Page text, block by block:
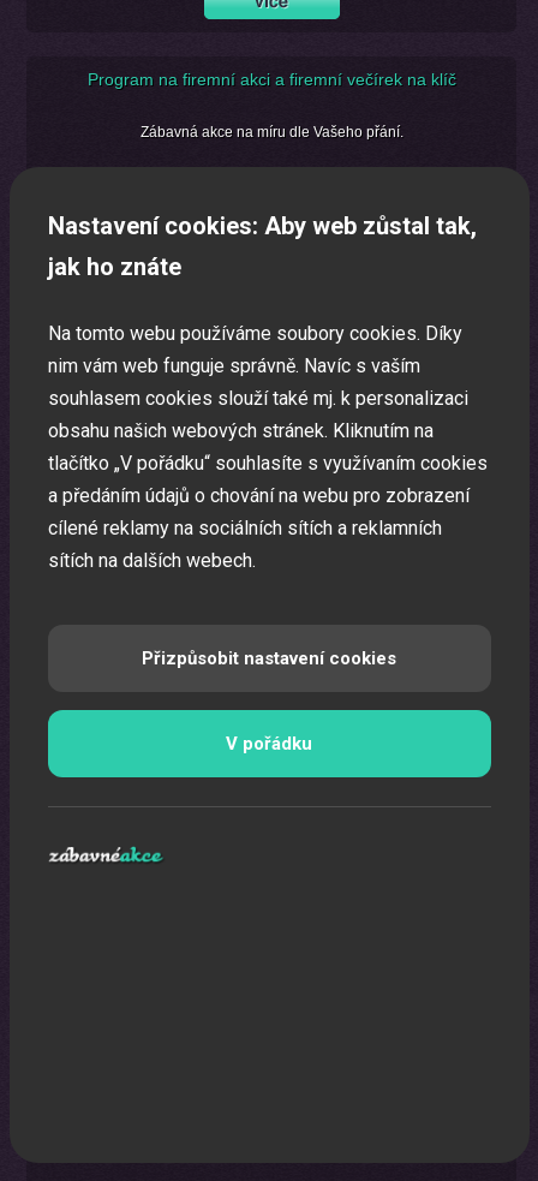
Program na firemní akci a firemní večírek na klíč
Zábavná akce na míru dle Vašeho přání.
Uspořádáme pro vaše děti nezapomenutelnou oslavu.
Nastavení cookies: Aby web zůstal tak,
jak ho znáte
Na tomto webu používáme soubory cookies. Díky
nim vám web funguje správně. Navíc s vaším
souhlasem cookies slouží také mj. k personalizaci
obsahu našich webových stránek. Kliknutím na
tlačítko „V pořádku“ souhlasíte s využívaním cookies
a předáním údajů o chování na webu pro zobrazení
cílené reklamy na sociálních sítích a reklamních
sítích na dalších webech.
Přizpůsobit nastavení cookies
V pořádku